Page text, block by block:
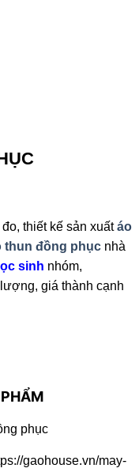
thiết kế sản xuấtáo
thun đồng phụcnhà
sinh nhóm,
giá thành cạnh
phục
gaohouse.vn/may-